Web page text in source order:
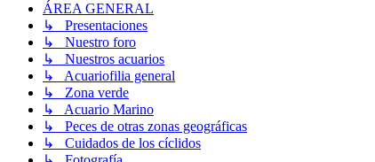
ÁREA GENERAL
↳ Presentaciones
↳ Nuestro foro
↳ Nuestros acuarios
↳ Acuariofilia general
↳ Zona verde
↳ Acuario Marino
↳ Peces de otras zonas geográficas
↳ Cuidados de los cíclidos